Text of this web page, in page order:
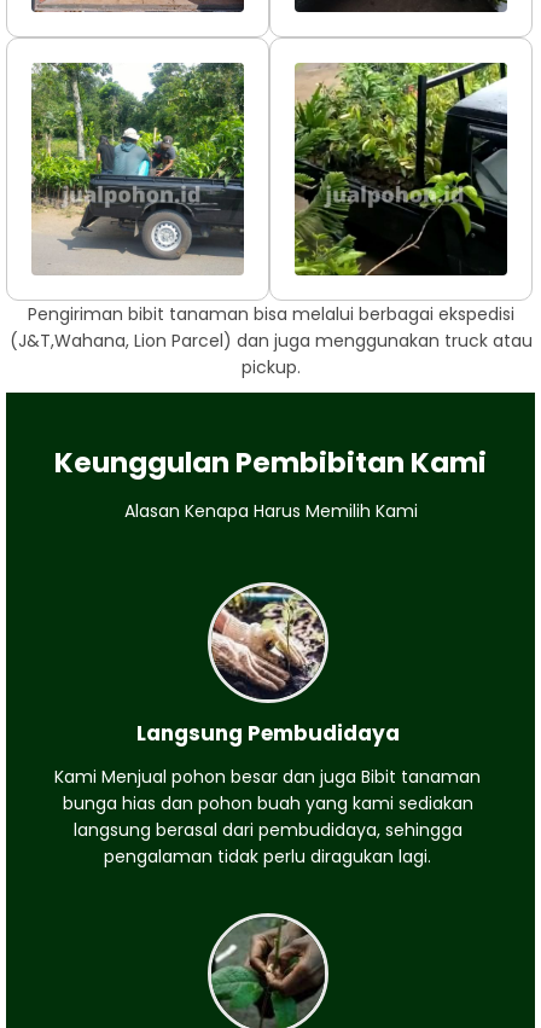
Pengiriman bibit tanaman bisa melalui berbagai ekspedisi
(J&T,Wahana, Lion Parcel) dan juga menggunakan truck atau
pickup.
Keunggulan Pembibitan Kami
Alasan Kenapa Harus Memilih Kami
Langsung Pembudidaya
Kami Menjual pohon besar dan juga Bibit tanaman
bunga hias dan pohon buah yang kami sediakan
langsung berasal dari pembudidaya, sehingga
pengalaman tidak perlu diragukan lagi.